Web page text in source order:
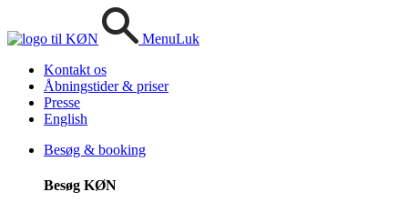
MenuLuk
Kontakt os
Åbningstider & priser
Presse
English
Besøg & booking
Besøg KØN